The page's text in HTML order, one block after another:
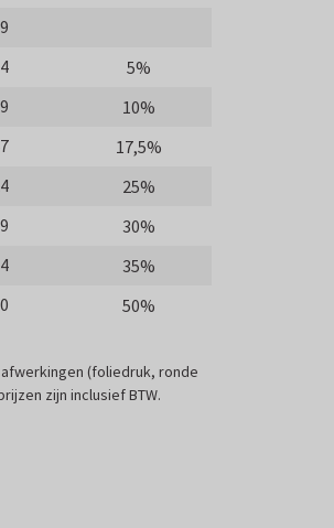
5%
10%
17,5%
25%
30%
35%
50%
(foliedruk, ronde
zijn inclusief BTW.